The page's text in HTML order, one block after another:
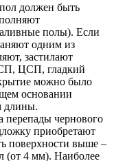
должен быть
полы). Если
одним из
застилают
ЦСП, гладкий
можно было
основании
длины.
чернового
приобретают
поверхности выше –
(от 4 мм). Наиболее